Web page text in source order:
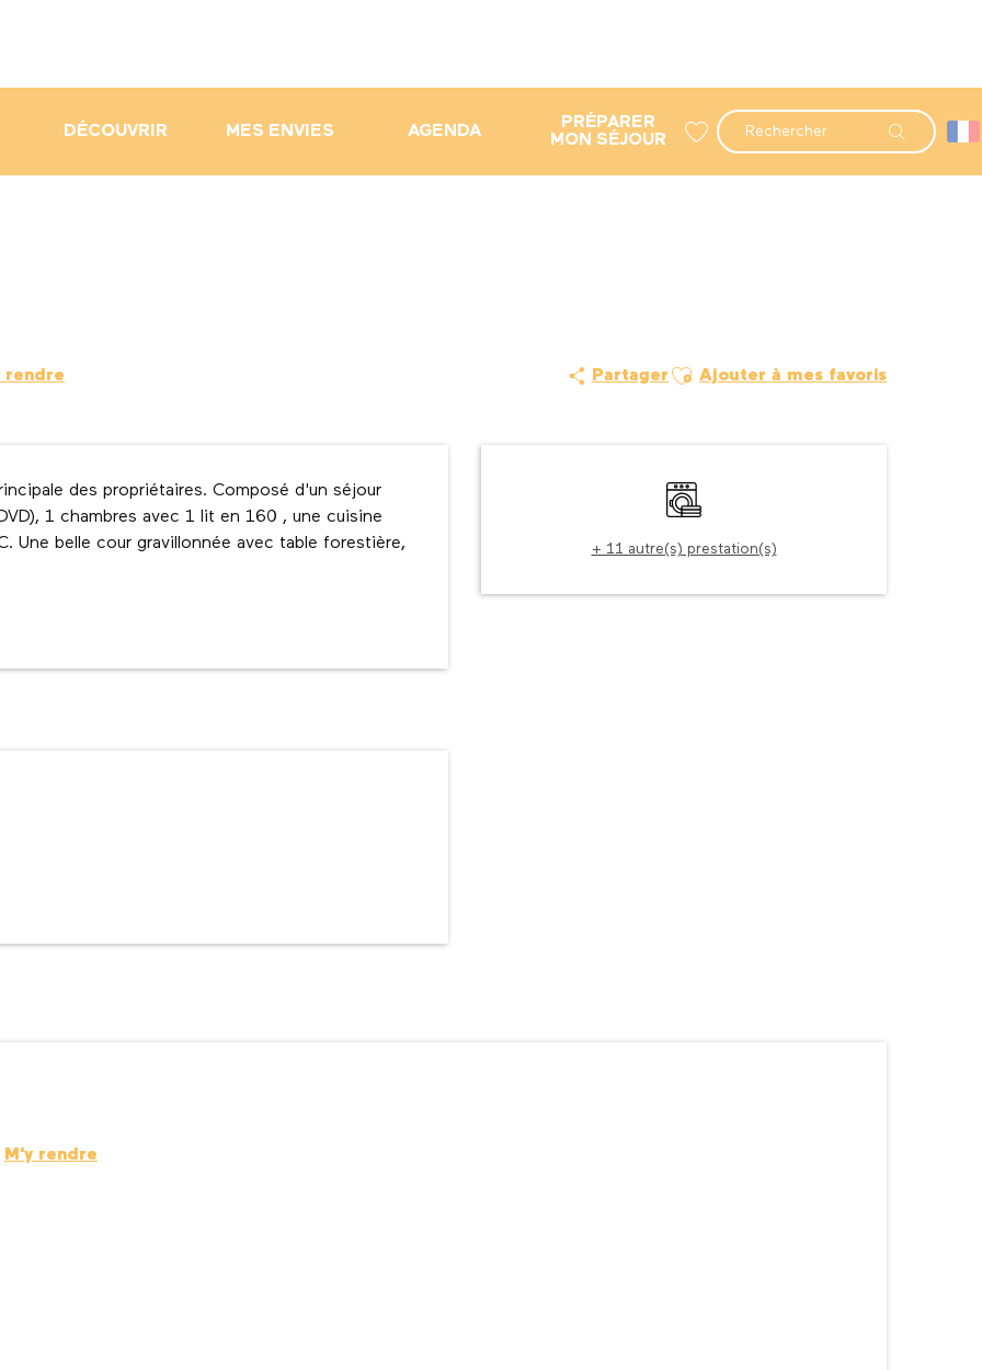
Recherche
DÉCOUVRIR MES ENVIES AGENDA
PRÉPARER
MON SÉJOUR
rendre Partager Ajouter aux favoris
Ajouter à mes favoris
Ouverture et
Lave linge
+ 11 autre(s) prestation(s)
des propriétaires. Composé d'un séjour
1 chambres avec 1 lit en 160 , une cuisine
Une belle cour gravillonnée avec table forestière,
M'y rendre